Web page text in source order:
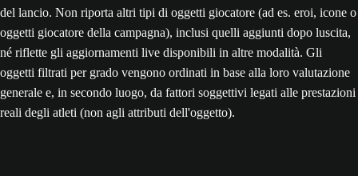
del lancio. Non riporta altri tipi di oggetti giocatore (ad es. eroi, icone o
oggetti giocatore della campagna), inclusi quelli aggiunti dopo luscita,
né riflette gli aggiornamenti live disponibili in altre modalità. Gli
oggetti filtrati per grado vengono ordinati in base alla loro valutazione
generale e, in secondo luogo, da fattori soggettivi legati alle prestazioni
reali degli atleti (non agli attributi dell'oggetto).